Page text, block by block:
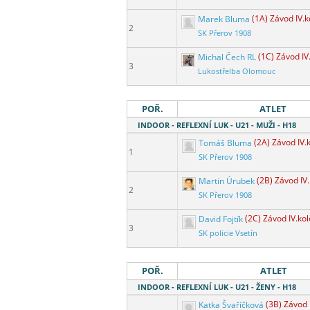
2
Marek Bluma (1A) Závod
SK Přerov 1908
3
Michal Čech RL(1C) Závod
Lukostřelba Olomouc
POŘ. ATLET
INDOOR - REFLEXNÍ LUK - U21 - MUŽI - H18
1
Tomáš Bluma (2A) Závod
SK Přerov 1908
2
Martin Úrubek(2B) Závod
SK Přerov 1908
3
David Fojtík(2C) Závod
SK policie Vsetín
POŘ. ATLET
INDOOR - REFLEXNÍ LUK - U21 - ŽENY - H18
Katka Švaříčková (3B) Závod